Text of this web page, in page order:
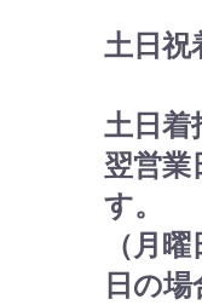
土日祝
土日着
翌営業
す。
（月
日の場